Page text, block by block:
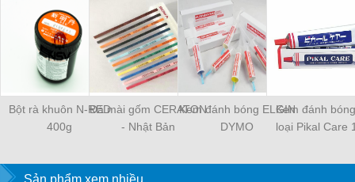
Bột rà khuôn N-RED
400g
Đá mài gốm CERATON
- Nhật Bản
Kem đánh bóng ELGIN
DYMO
Kem đánh
loại Pikal Care